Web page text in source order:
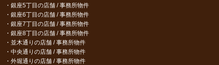
銀座5丁目の店舗 / 事務所物件
銀座6丁目の店舗 / 事務所物件
銀座7丁目の店舗 / 事務所物件
銀座8丁目の店舗 / 事務所物件
並木通りの店舗 / 事務所物件
中央通りの店舗 / 事務所物件
外堀通りの店舗 / 事務所物件